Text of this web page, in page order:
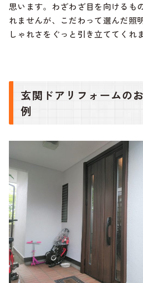
思います。わざわざ目を向けるも
れませんが、こだわって選んだ照
しゃれさをぐっと引き立ててくれ
玄関ドアリフォームの
例